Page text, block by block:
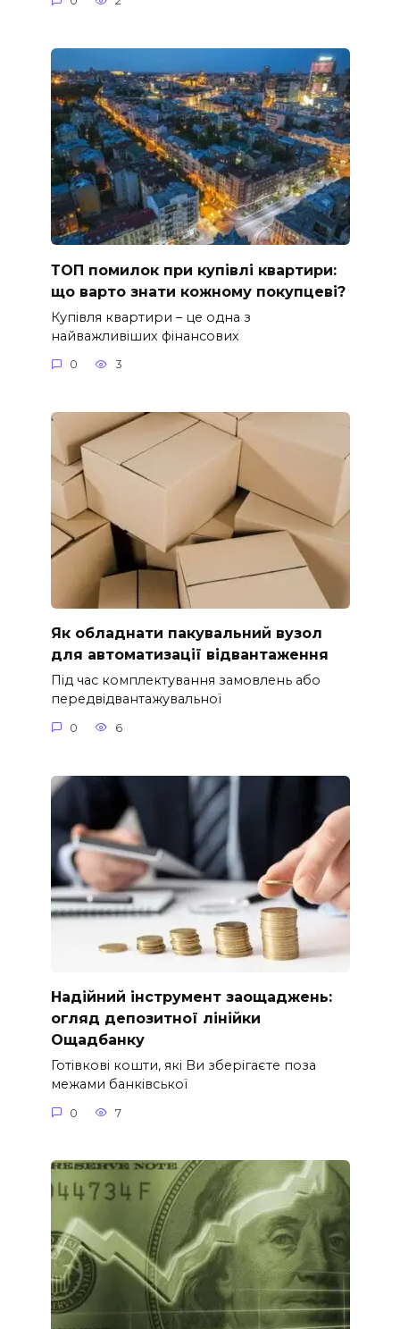
ТОП помилок при купівлі квартири:
що варто знати кожному покупцеві?
Купівля квартири – це одна з
найважливіших фінансових
0 3
Як обладнати пакувальний вузол
для автоматизації відвантаження
Під час комплектування замовлень або
передвідвантажувальної
0 6
Надійний інструмент заощаджень:
огляд депозитної лінійки
Ощадбанку
Готівкові кошти, які Ви зберігаєте поза
межами банківської
0 7